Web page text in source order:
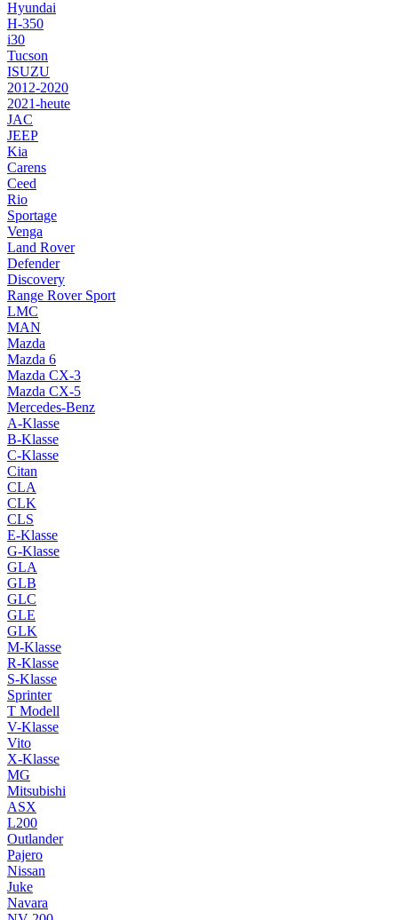
Hyundai
H-350
i30
Tucson
ISUZU
2012-2020
2021-heute
JAC
JEEP
Kia
Carens
Ceed
Rio
Sportage
Venga
Land Rover
Defender
Discovery
Range Rover Sport
LMC
MAN
Mazda
Mazda 6
Mazda CX-3
Mazda CX-5
Mercedes-Benz
A-Klasse
B-Klasse
C-Klasse
Citan
CLA
CLK
CLS
E-Klasse
G-Klasse
GLA
GLB
GLC
GLE
GLK
M-Klasse
R-Klasse
S-Klasse
Sprinter
T Modell
V-Klasse
Vito
X-Klasse
MG
Mitsubishi
ASX
L200
Outlander
Pajero
Nissan
Juke
Navara